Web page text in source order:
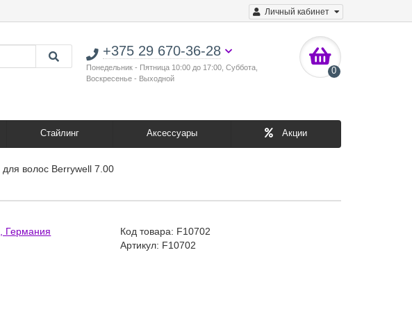
Личный кабинет
+375 29 670-36-28
Понедельник - Пятница 10:00 до 17:00, Суббота,
Воскресенье - Выходной
0
Стайлинг Аксессуары Акции
для волос Berrywell 7.00
Германия Код товара: F10702
Артикул: F10702